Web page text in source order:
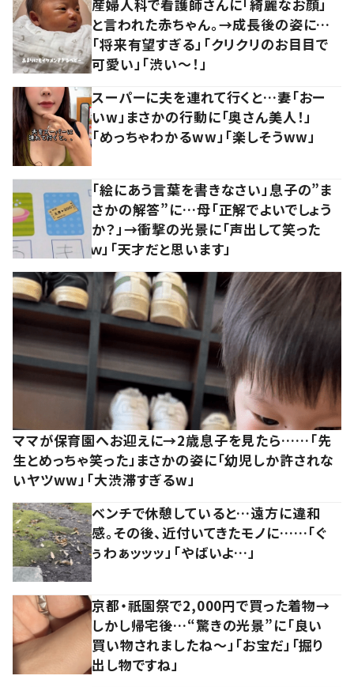
産婦人科で看護師さんに「綺麗なお顔」
と言われた赤ちゃん。→成長後の姿に…
「将来有望すぎる」「クリクリのお目目で
可愛い」「渋い～！」
スーパーに夫を連れて行くと…妻「おー
いw」まさかの行動に「奥さん美人！」
「めっちゃわかるww」「楽しそうww」
「絵にあう言葉を書きなさい」息子の”ま
さかの解答”に…母「正解でよいでしょう
か？」→衝撃の光景に「声出して笑った
ｗ」「天才だと思います」
ママが保育園へお迎えに→2歳息子を見たら……「先
生とめっちゃ笑った」まさかの姿に「幼児しか許されな
いヤツww」「大渋滞すぎるw」
ベンチで休憩していると…遠方に違和
感。その後、近付いてきたモノに……「ぐ
ぅわぁッッッ」「やばいよ…」
京都・祇園祭で2,000円で買った着物→
しかし帰宅後…“驚きの光景”に「良い
買い物されましたね～」「お宝だ」「掘り
出し物ですね」